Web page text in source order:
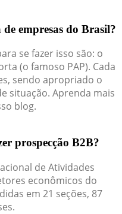
empresas do Brasil?
se fazer isso são: o
(o famoso PAP). Cada
sendo apropriado o
situação. Aprenda mais
blog.
prospecção B2B?
de Atividades
econômicos do
em 21 seções, 87